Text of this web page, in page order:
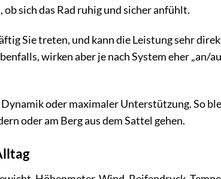
sich das Rad ruhig und sicher anfühlt.
Sie treten, und kann die Leistung sehr
wirken aber je nach System eher „an/
oder maximaler Unterstützung. So
oder am Berg aus dem Sattel gehen.